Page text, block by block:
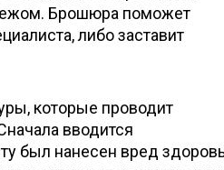
Брошюра поможет
либо заставит
которые проводит
вводится
был нанесен вред